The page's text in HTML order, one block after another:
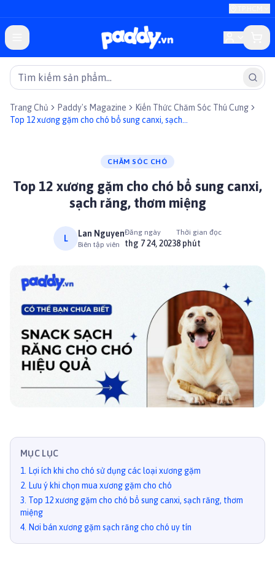
Trang Chủ Paddy's Magazine
Kiến Thức Chăm Sóc Thú Cưng
Top 12 xương gặm cho chó bổ sung canxi, sạch
CHĂM SÓC CHÓ
Top 12 xương gặm cho chó bổ sung canxi,
sạch răng, thơm miệng
L Lan Nguyen
Biên tập viên
Đăng ngày
thg 7 24, 2023
Thời gian đọc
8 phút
MỤC LỤC
1
Lợi ích khi cho chó sử dụng các loại xương gặm
2 Lưu ý khi chọn mua xương gặm cho chó
3 Top 12 xương gặm cho chó bổ sung canxi, sạch răng, thơm
miệng
4. Nơi bán xương gặm sạch răng cho chó uy tín